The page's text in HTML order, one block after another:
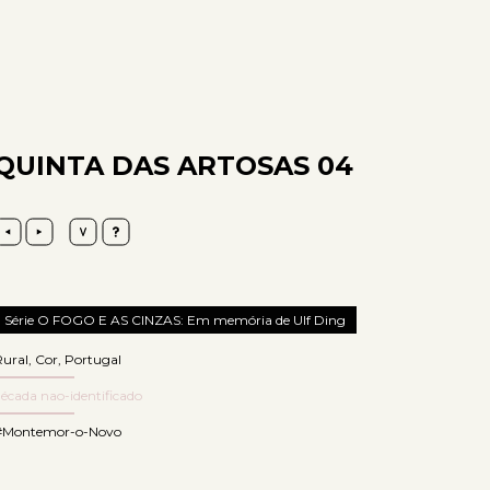
DAS ARTOSAS 04
Série O FOGO E AS CINZAS: Em memória de Ulf Ding
, Cor, Portugal
nao-identificado
o-Novo